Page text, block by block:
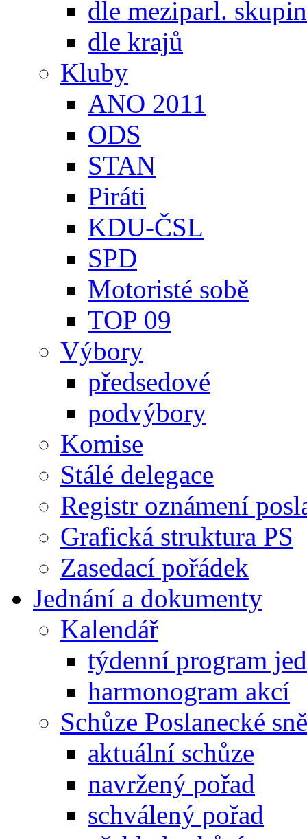
dle meziparl. skupin
dle krajů
Kluby
ANO 2011
ODS
STAN
Piráti
KDU-ČSL
SPD
Motoristé sobě
TOP 09
Výbory
předsedové
podvýbory
Komise
Stálé delegace
Registr oznámení
Grafická struktura PS
Zasedací pořádek
Jednání a dokumenty
Kalendář
týdenní program
harmonogram akcí
Schůze Poslanecké
aktuální schůze
navržený pořad
schválený pořad